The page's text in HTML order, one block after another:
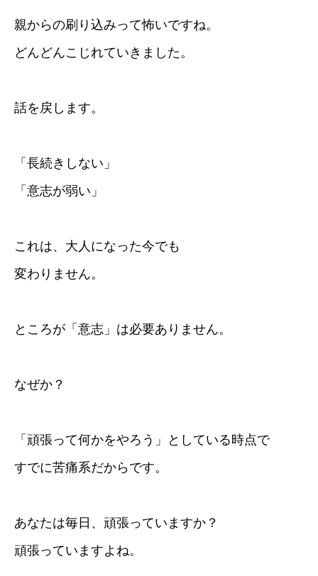
親からの刷り込みって怖いですね。
どんどんこじれていきました。
話を戻します。
「長続きしない」
「意志が弱い」
これは、大人になった今でも
変わりません。
ところが「意志」は必要ありません。
なぜか？
「頑張って何かをやろう」としている時点で
すでに苦痛系だからです。
あなたは毎日、頑張っていますか？
頑張っていますよね。